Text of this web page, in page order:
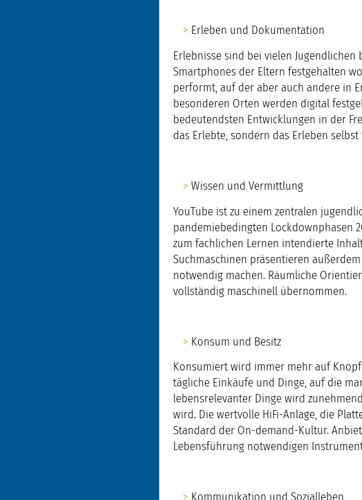
Erleben und Dokumentation
Erlebnisse sind bei vielen
Smartphones der Eltern festgehalten
performt, auf der aber auch andere in
besonderen Orten werden digital
bedeutendsten Entwicklungen in der
das Erlebte, sondern das Erleben
Wissen und Vermittlung
YouTube ist zu einem zentralen
pandemiebedingten Lockdownphasen
zum fachlichen Lernen intendierte
Suchmaschinen präsentieren
notwendig machen. Räumliche
vollständig maschinell übernommen.
Konsum und Besitz
Konsumiert wird immer mehr auf
tägliche Einkäufe und Dinge, auf die
lebensrelevanter Dinge wird
wird. Die wertvolle HiFi-Anlage, die
Standard der On-demand-Kultur.
Lebensführung notwendigen